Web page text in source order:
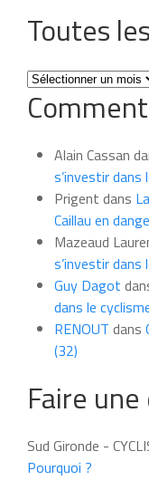
Toutes
Toutes
les
news
moisAlain Cassan
s’investir
Prigent dans
Caillau en
Mazeaud
s’investir
Guy Dagot
dans le
RENOUT dans
(32)
Faire
Sud Gironde -
Pourquoi ?